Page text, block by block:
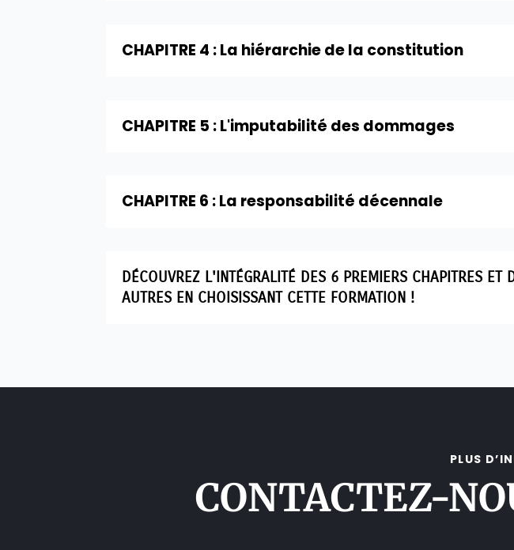
CHAPITRE 4 : La hiérarchie de la constitution
CHAPITRE 5 : L'imputabilité des dommages
CHAPITRE 6 : La responsabilité décennale
DÉCOUVREZ L'INTÉGRALITÉ DES 6 PREMIERS CHAPITRES ET
AUTRES EN CHOISISSANT CETTE FORMATION !
PLUS
CONTACTEZ-